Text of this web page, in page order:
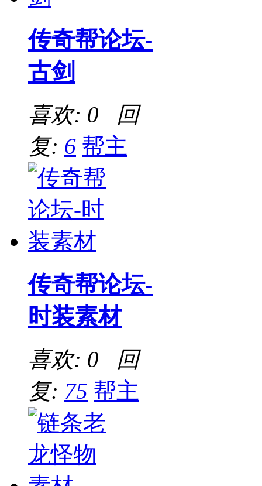
传奇帮论坛-
古剑
喜欢: 0 回
复: 6 帮主
传奇帮论坛-
时装素材
喜欢: 0 回
复: 75 帮主